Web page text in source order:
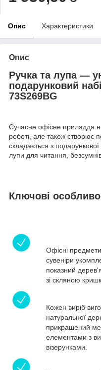
Опис Характеристики
Опис
Ручка та лупа —
подарунковий
73S269BG
Сучасне офісне приладдя
роботі, але також створює
складається з
лупи для читання,
Ключові
Офісні
сувеніри
показний
зі скляною
Кожен виріб
натуральної
прикрашений
елементами з
візерунками.